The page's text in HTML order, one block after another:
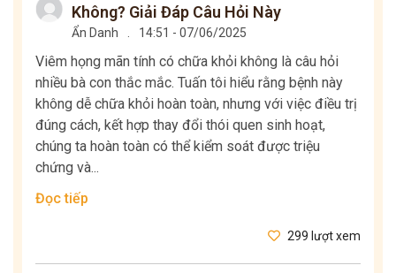
Không? Giải Đáp Câu Hỏi Này
Ẩn Danh 14:51 - 07/06/2025
Viêm họng mãn tính có chữa khỏi không là câu hỏi
nhiều bà con thắc mắc. Tuấn tôi hiểu rằng bệnh này
không dễ chữa khỏi hoàn toàn, nhưng với việc điều trị
đúng cách, kết hợp thay đổi thói quen sinh hoạt,
chúng ta hoàn toàn có thể kiểm soát được triệu
chứng và...
Đọc tiếp
299 lượt xem